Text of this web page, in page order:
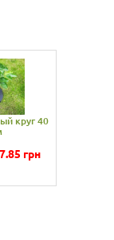
круг 40
грн